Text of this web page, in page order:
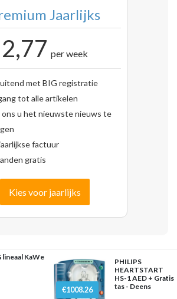
Jaarlijks
2,77 per week
met BIG registratie
tot alle artikelen
ons u het nieuwste nieuws te
factuur
gratis
Kies voor jaarlijks
lineaal KaWe
€1008.26
PHILIPS
HEARTSTART
HS-1 AED + Gratis
tas - Deens